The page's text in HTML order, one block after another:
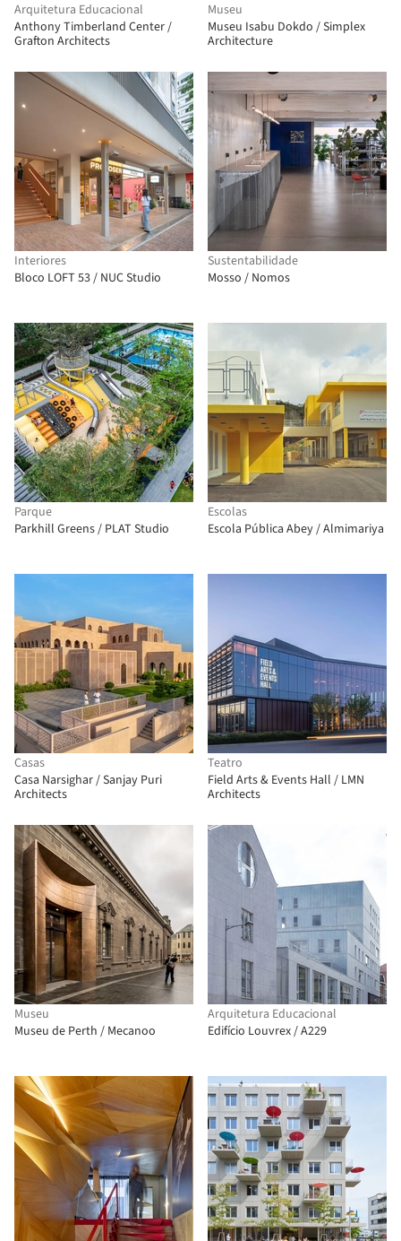
Arquitetura Educacional
Anthony Timberland Center /
Grafton Architects
Museu
Museu Isabu Dokdo / Simplex
Architecture
Interiores
Bloco LOFT 53 / NUC Studio
Sustentabilidade
Mosso / Nomos
Parque
Parkhill Greens / PLAT Studio
Escolas
Escola Pública Abey / Almimariya
Casas
Casa Narsighar / Sanjay Puri
Architects
Teatro
Field Arts & Events Hall / LMN
Architects
Museu
Museu de Perth / Mecanoo
Arquitetura Educacional
Edifício Louvrex / A229